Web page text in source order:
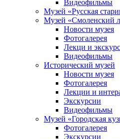
Видеофильмы
Музей «Русская
Музей «Смоленский
Новости музея
Фотогалерея
Лекци и
Видеофильмы
Исторический музей
Новости музея
Фотогалерея
Лекции и
Экскурсии
Видеофильмы
Музей «Городская
Фотогалерея
Экскурсии